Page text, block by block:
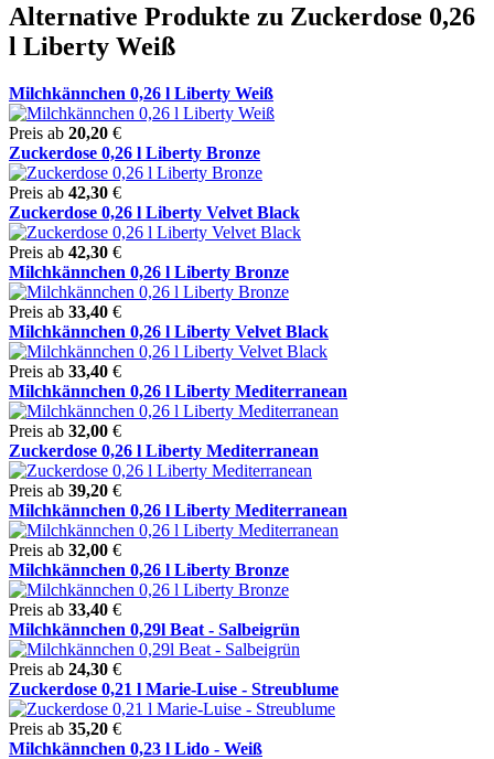
Alternative Produkte zu Zuckerdose 0,26
l Liberty Weiß
Milchkännchen 0,26 l Liberty Weiß
Preis ab 20,20 €
Zuckerdose 0,26 l Liberty Bronze
Preis ab 42,30 €
Zuckerdose 0,26 l Liberty Velvet Black
Preis ab 42,30 €
Milchkännchen 0,26 l Liberty Bronze
Preis ab 33,40 €
Milchkännchen 0,26 l Liberty Velvet Black
Preis ab 33,40 €
Milchkännchen 0,26 l Liberty Mediterranean
Preis ab 32,00 €
Zuckerdose 0,26 l Liberty Mediterranean
Preis ab 39,20 €
Milchkännchen 0,26 l Liberty Mediterranean
Preis ab 32,00 €
Milchkännchen 0,26 l Liberty Bronze
Preis ab 33,40 €
Milchkännchen 0,29l Beat - Salbeigrün
Preis ab 24,30 €
Zuckerdose 0,21 l Marie-Luise - Streublume
Preis ab 35,20 €
Milchkännchen 0,23 l Lido - Weiß